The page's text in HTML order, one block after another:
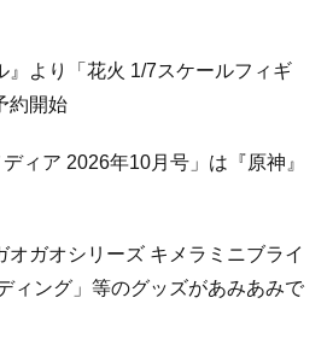
』より「花火 1/7スケールフィギ
約開始
ィア 2026年10月号」は『原神』
オガオシリーズ キメラミニブライ
ィング」等のグッズがあみあみで